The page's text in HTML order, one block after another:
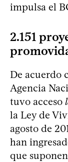
impulsa el
2.151
De acuerdo
Agencia
tuvo acceso
la Ley de
agosto de
han
que